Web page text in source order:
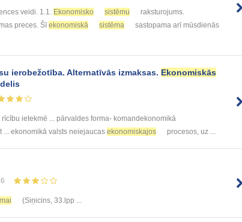
veidi. 1.1. Ekonomisko sistēmu
raksturojums.
preces. Šīekonomiskā sistēma
sastopama arī mūsdienās
ierobežotība. Alternatīvās izmaksas. Ekonomiskās
ietekmē ... pārvaldes forma- komandekonomikā
... ekonomikā valsts neiejaucas ekonomiskajos procesos, uz ...
(Siņicins, 33.lpp ...